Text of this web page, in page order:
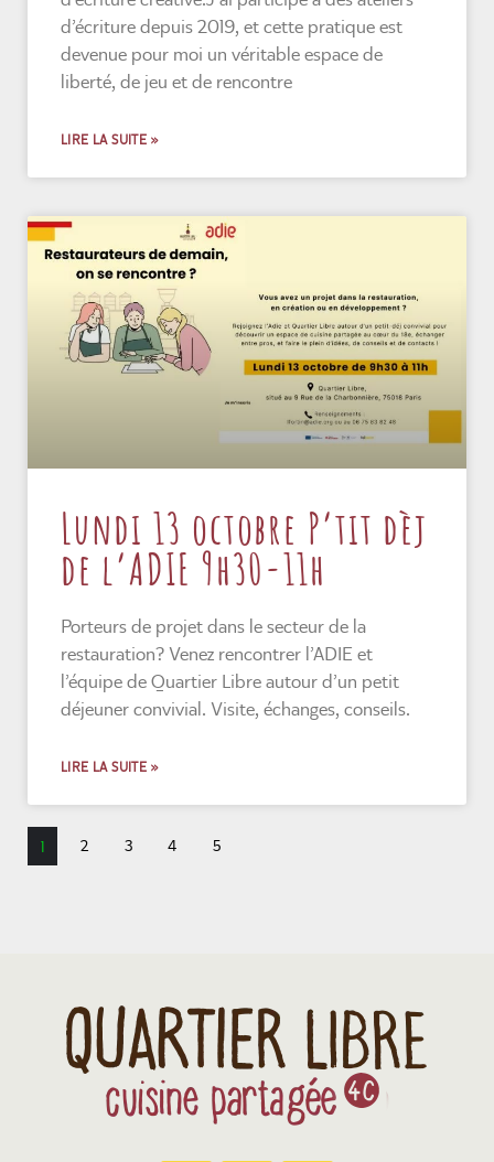
d’écriture depuis 2019, et cette pratique est
devenue pour moi un véritable espace de
liberté, de jeu et de rencontre
LIRE LA SUITE »
Lundi 13 octobre P’tit dèj
de l’ADIE 9h30-11h
Porteurs de projet dans le secteur de la
restauration? Venez rencontrer l’ADIE et
l’équipe de Quartier Libre autour d’un petit
déjeuner convivial. Visite, échanges, conseils.
LIRE LA SUITE »
1 2 3 4 5